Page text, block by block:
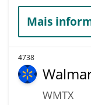
Mais
4738
WMTX